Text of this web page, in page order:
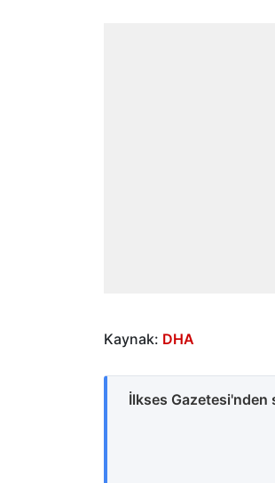
Kaynak: DHA
İlkses Gazetesi'nden